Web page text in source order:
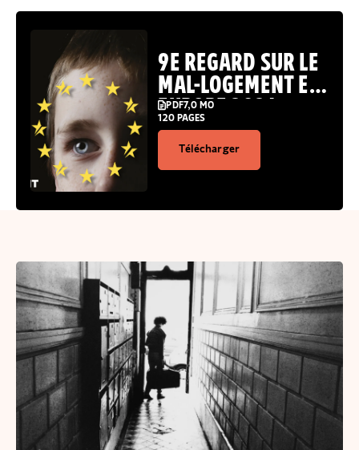
9E REGARD SUR LE
MAL-LOGEMENT EN
EUROPE 2024
PDF7,0 MO
120 PAGES
Télécharger